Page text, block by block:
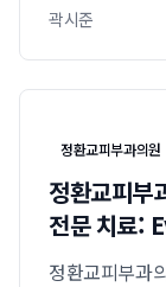
곽시준
정환교피부과의원
정환교피부
전문 치료
Know
정환교피부과